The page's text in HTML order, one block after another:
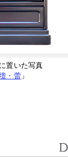
置いた写真
・蕾」